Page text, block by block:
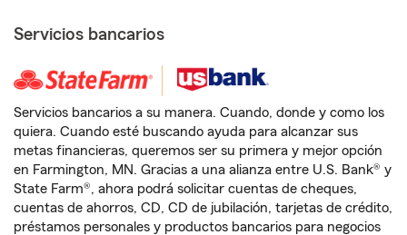
Servicios bancarios
Servicios bancarios a su manera. Cuando, donde y como los
quiera. Cuando esté buscando ayuda para alcanzar sus
metas financieras, queremos ser su primera y mejor opción
en Farmington, MN. Gracias a una alianza entre U.S. Bank® y
State Farm®, ahora podrá solicitar cuentas de cheques,
cuentas de ahorros, CD, CD de jubilación, tarjetas de crédito,
préstamos personales y productos bancarios para negocios